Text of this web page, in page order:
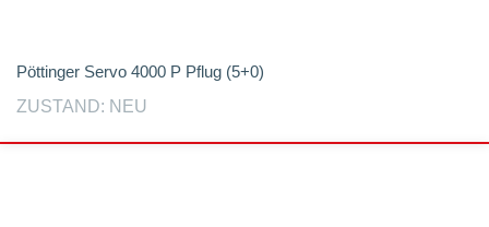
Pöttinger Servo 4000 P Pflug (5+0)
ZUSTAND: NEU